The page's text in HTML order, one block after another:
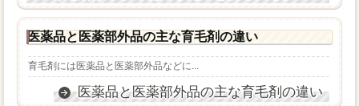
医薬品と医薬部外品の主な育毛剤の違い
育毛剤には医薬品と医薬部外品などに...
医薬品と医薬部外品の主な育毛剤の違い